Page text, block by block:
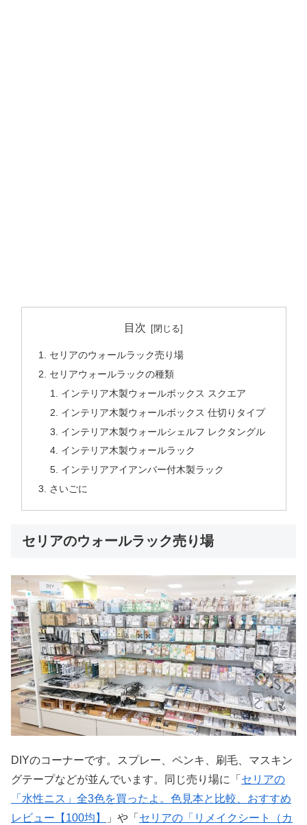
目次
セリアのウォールラック売り場
セリアウォールラックの種類
インテリア木製ウォールボックス スクエア
インテリア木製ウォールボックス 仕切りタイプ
インテリア木製ウォールシェルフ レクタングル
インテリア木製ウォールラック
インテリアアイアンバー付木製ラック
さいごに
セリアのウォールラック売り場
DIYのコーナーです。スプレー、ペンキ、刷毛、マスキン
グテープなどが並んでいます。同じ売り場に「 セリアの
「水性ニス」全3色を買ったよ。色見本と比較、おすすめ
レビュー【100均】
」や「 セリアの「リメイクシート（カ